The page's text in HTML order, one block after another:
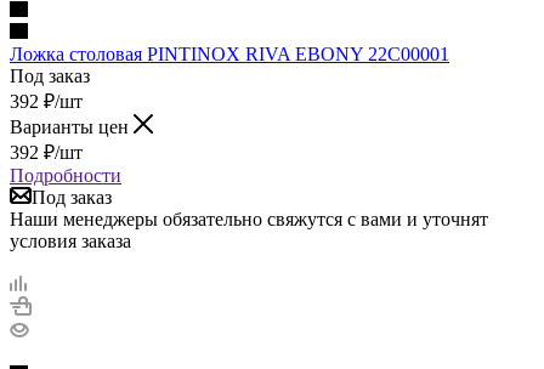
Ложка столовая PINTINOX RIVA EBONY 22C00001
Под заказ
392 ₽/шт
Варианты цен
392 ₽/шт
Подробности
Под заказ
Наши менеджеры обязательно свяжутся с вами и уточнят
условия заказа